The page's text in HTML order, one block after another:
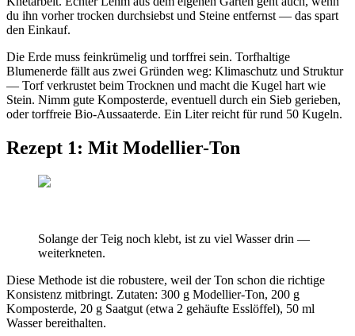
du ihn vorher trocken durchsiebst und Steine entfernst — das spart
den Einkauf.
Die Erde muss feinkrümelig und torffrei sein. Torfhaltige
Blumenerde fällt aus zwei Gründen weg: Klimaschutz und Struktur
— Torf verkrustet beim Trocknen und macht die Kugel hart wie
Stein. Nimm gute Komposterde, eventuell durch ein Sieb gerieben,
oder torffreie Bio-Aussaaterde. Ein Liter reicht für rund 50 Kugeln.
Rezept 1: Mit Modellier-Ton
Solange der Teig noch klebt, ist zu viel Wasser drin —
weiterkneten.
Diese Methode ist die robustere, weil der Ton schon die richtige
Konsistenz mitbringt. Zutaten: 300 g Modellier-Ton, 200 g
Komposterde, 20 g Saatgut (etwa 2 gehäufte Esslöffel), 50 ml
Wasser bereithalten.